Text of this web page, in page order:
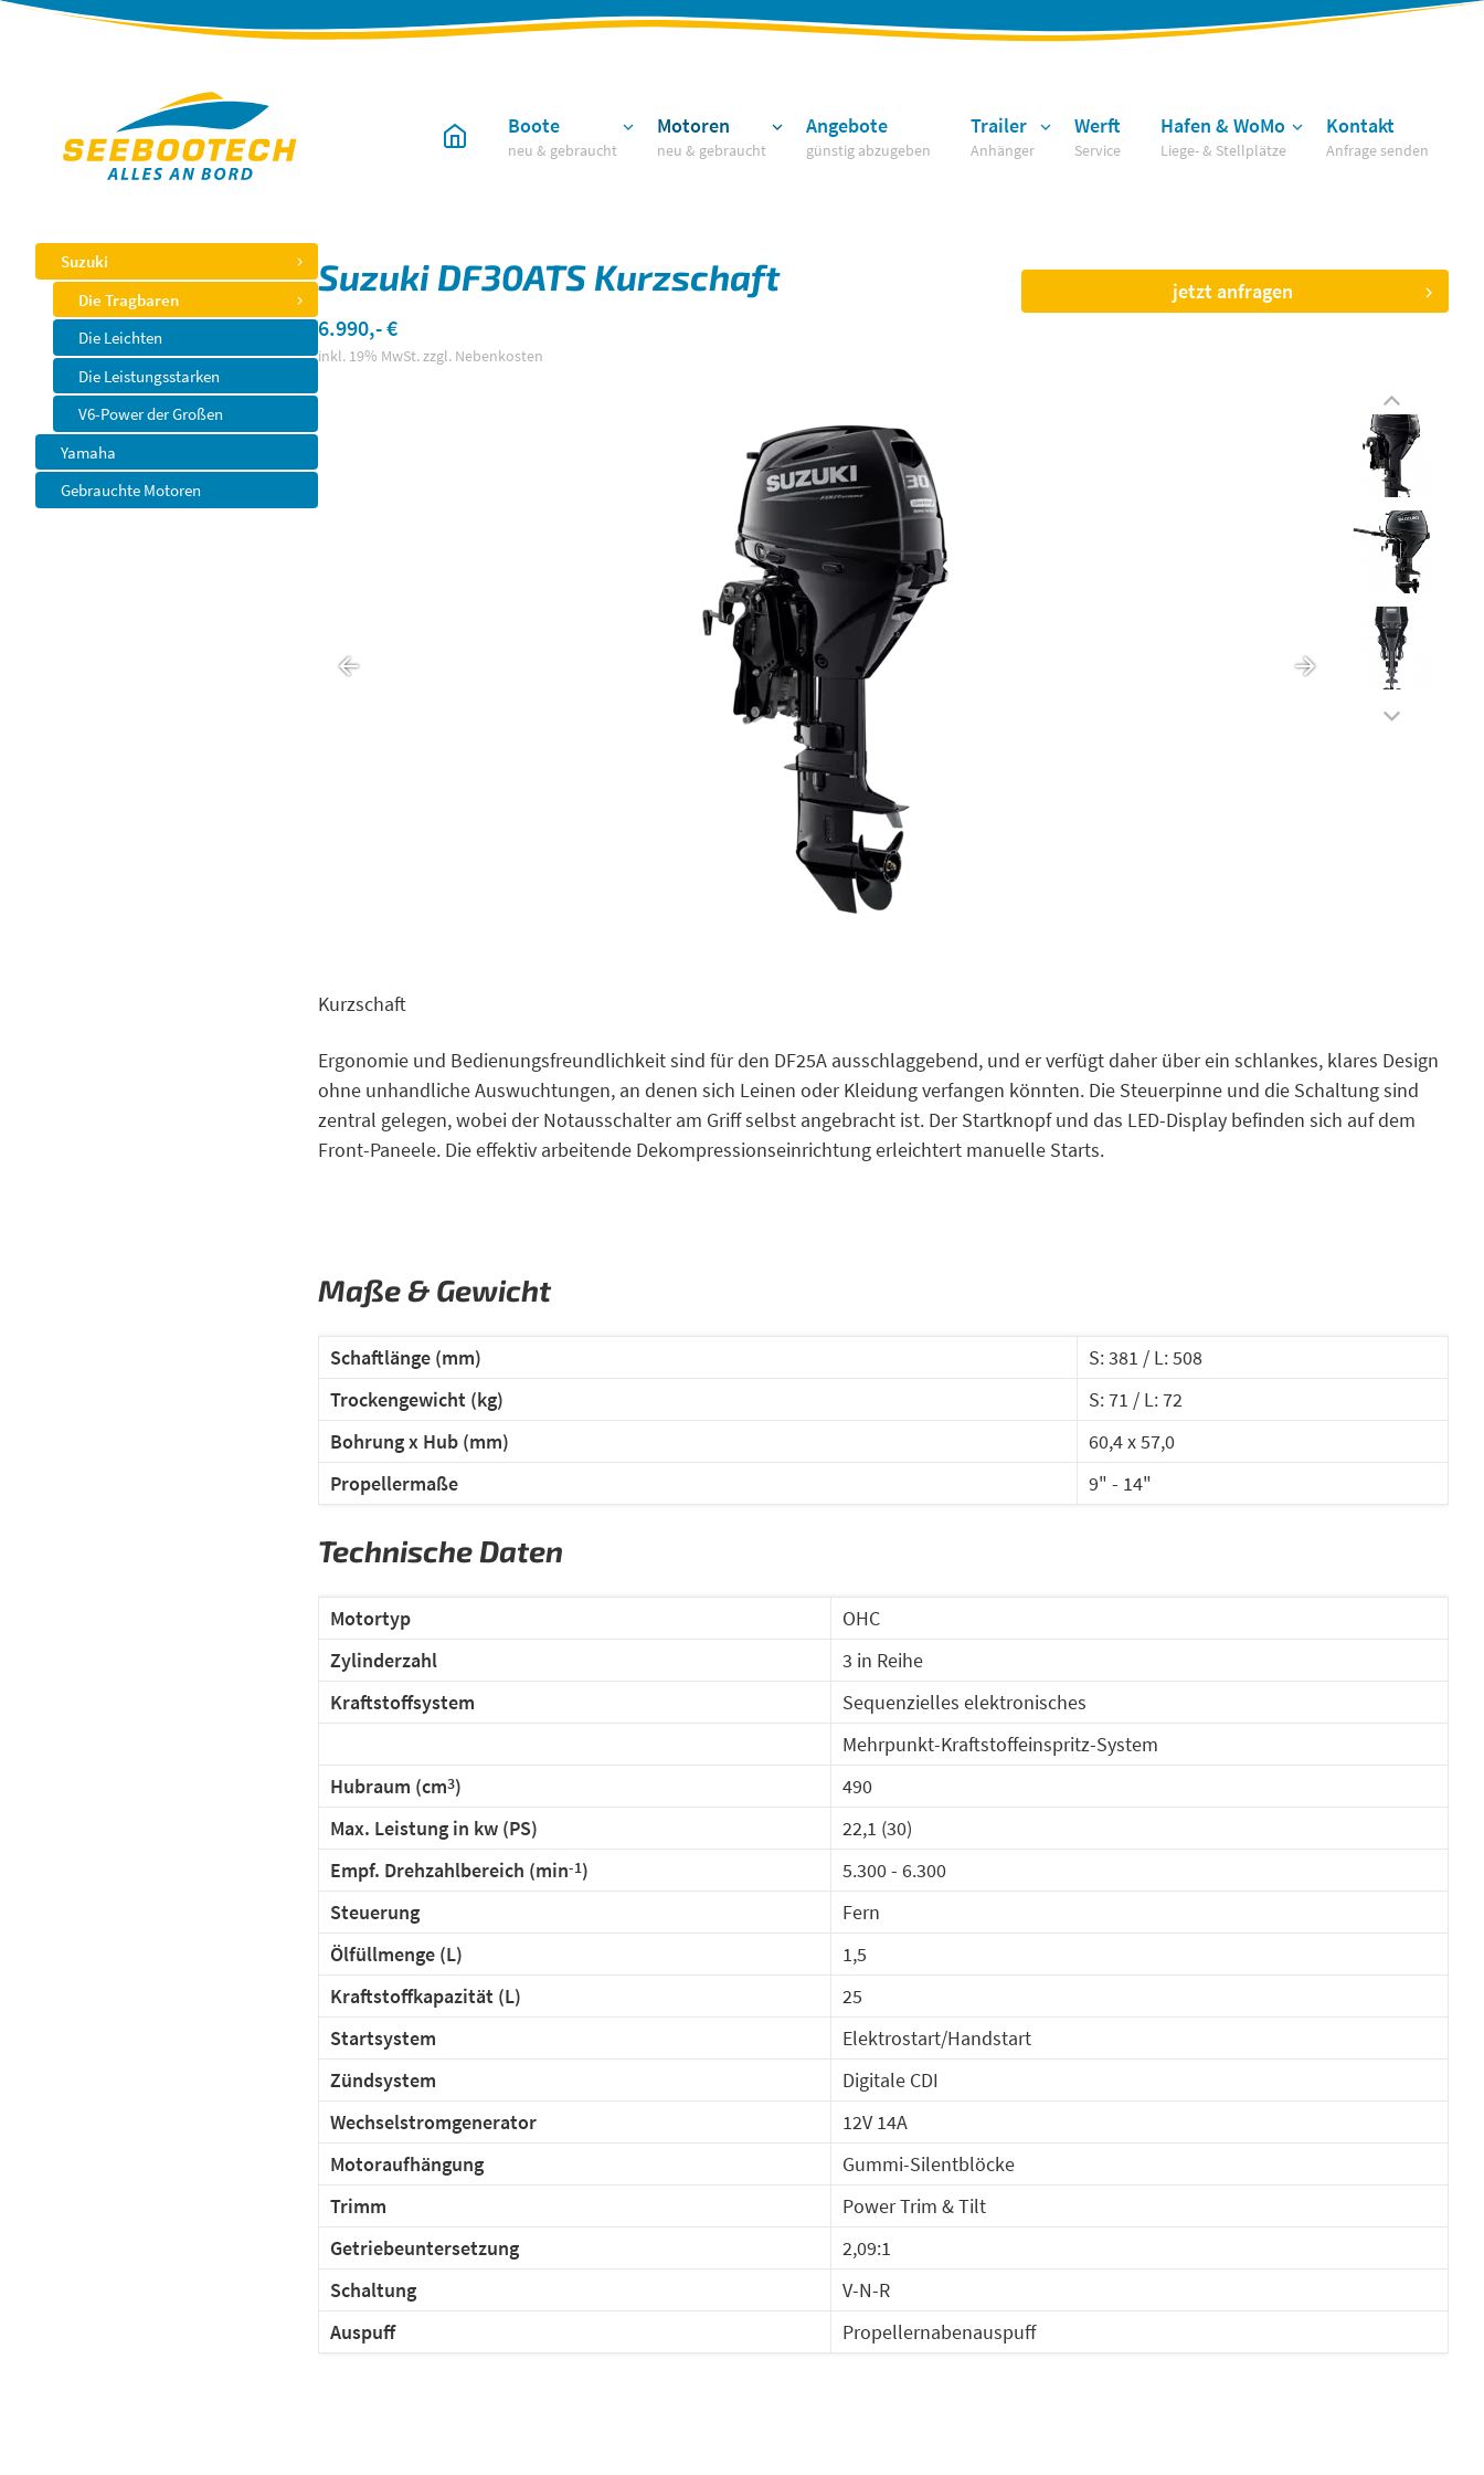
überspringen
Boote
neu & gebraucht
Motoren
neu & gebraucht
Angebote
günstig abzugeben
Trailer
Anhänger
Werft
Service
Hafen & WoMo
Liege- & Stellplätze
Kontakt
Anfrage senden
Navigation
überspringen
Suzuki
Die Tragbaren
Die Leichten
Die Leistungsstarken
V6-Power der Großen
Yamaha
Gebrauchte Motoren
Suzuki DF30ATS Kurzschaft
6.990,- €
inkl. 19% MwSt. zzgl. Nebenkosten
jetzt anfragen
Kurzschaft
Ergonomie und Bedienungsfreundlichkeit sind für den DF25A ausschlaggebend, und er verfügt daher über ein schlankes, klares Design
ohne unhandliche Auswuchtungen, an denen sich Leinen oder Kleidung verfangen könnten. Die Steuerpinne und die Schaltung sind
zentral gelegen, wobei der Notausschalter am Griff selbst angebracht ist. Der Startknopf und das LED-Display befinden sich auf dem
Front-Paneele. Die effektiv arbeitende Dekompressionseinrichtung erleichtert manuelle Starts.
Maße & Gewicht
Schaftlänge (mm)
S: 381 / L: 508
Trockengewicht (kg)
S: 71 / L: 72
Bohrung x Hub (mm)
60,4 x 57,0
Propellermaße
9" - 14"
Technische Daten
Motortyp
OHC
Zylinderzahl
3 in Reihe
Kraftstoffsystem
Sequenzielles elektronisches
Mehrpunkt-Kraftstoffeinspritz-System
Hubraum (cm3)
490
Max. Leistung in kw (PS)
22,1 (30)
Empf. Drehzahlbereich (min-1)
5.300 - 6.300
Steuerung
Fern
Ölfüllmenge (L)
1,5
Kraftstoffkapazität (L)
25
Startsystem
Elektrostart/Handstart
Zündsystem
Digitale CDI
Wechselstromgenerator
12V 14A
Motoraufhängung
Gummi-Silentblöcke
Trimm
Power Trim & Tilt
Getriebeuntersetzung
2,09:1
Schaltung
V-N-R
Auspuff
Propellernabenauspuff